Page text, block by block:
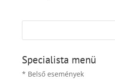
Specialista menü
* Belső események